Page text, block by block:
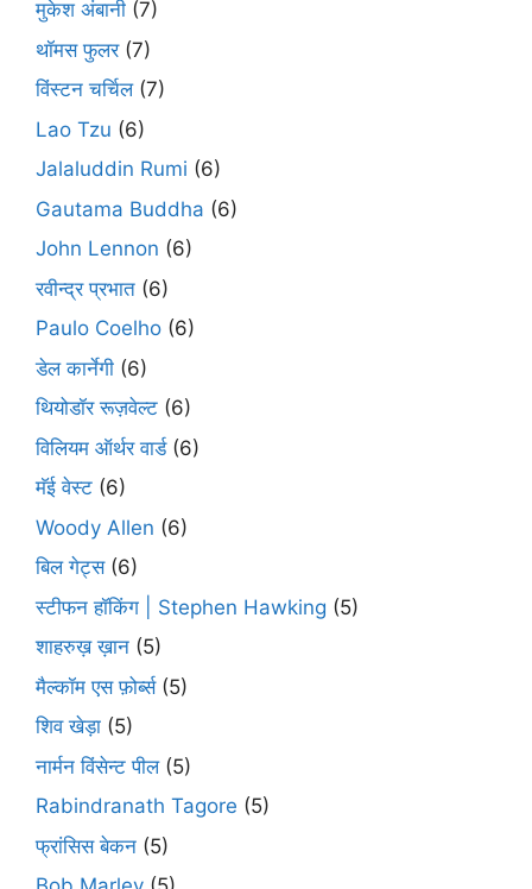
मुकेश अंबानी (7)
थॉमस फुलर(7)
विंस्टन चर्चिल(7)
Lao Tzu (6)
Jalaluddin Rumi (6)
Gautama Buddha (6)
John Lennon (6)
रवीन्द्र प्रभात (6)
Paulo Coelho (6)
डेल कार्नेगी (6)
थियोडॉर रूज़वेल्ट (6)
विलियम ऑर्थर वार्ड(6)
मॅई वेस्ट (6)
Woody Allen (6)
बिल गेट्स(6)
स्टीफन हॉकिंग | Stephen Hawking (5)
शाहरुख़ ख़ान (5)
मैल्कॉम एस फ़ोर्ब्स(5)
शिव खेड़ा (5)
नार्मन विंसेन्ट पील(5)
Rabindranath Tagore (5)
फ्रांसिस बेकन (5)